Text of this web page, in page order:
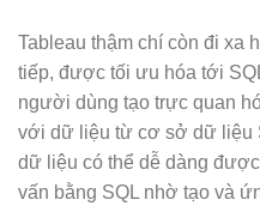
Tableau thậm chí còn đi xa
tiếp, được tối ưu hóa tới
người dùng tạo trực quan
với dữ liệu từ cơ sở dữ liệu
dữ liệu có thể dễ dàng
vấn bằng SQL nhờ tạo và